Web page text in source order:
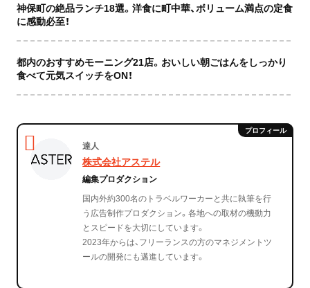
神保町の絶品ランチ18選。洋食に町中華、ボリューム満点の定食
に感動必至！
都内のおすすめモーニング21店。おいしい朝ごはんをしっかり
食べて元気スイッチをON！
達人
株式会社アステル
編集プロダクション
国内外約300名のトラベルワーカーと共に執筆を行
う広告制作プロダクション。各地への取材の機動力
とスピードを大切にしています。
2023年からは、フリーランスの方のマネジメントツ
ールの開発にも邁進しています。